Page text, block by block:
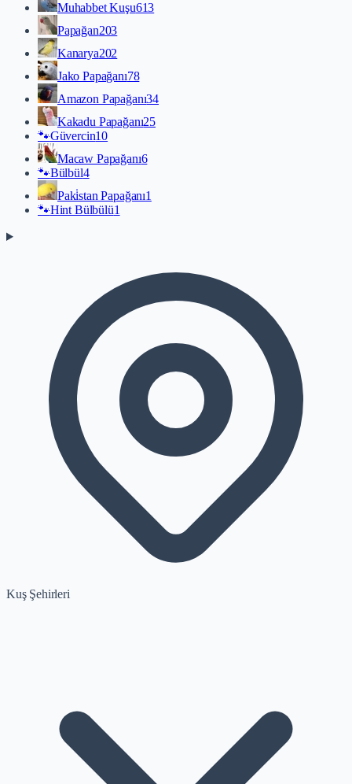
Muhabbet Kuşu613
Papağan203
Kanarya202
Jako Papağanı78
Amazon Papağanı34
Kakadu Papağanı25
🐾Güvercin10
Macaw Papağanı6
🐾Bülbül4
Paki̇stan Papağanı1
🐾Hint Bülbülü1
Kuş Şehirleri